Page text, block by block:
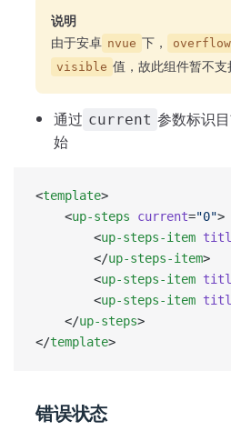
说明
由于安卓 nvue 下， overflow
visible 值，故此组件暂不
通过 current 参数标识
始
<template>
	<
up-steps current="0">
		<
up-steps-item
		</
up-steps-item>
		<
up-steps-item
		<
up-steps-item
	</
up-steps>
</template>
错误状态